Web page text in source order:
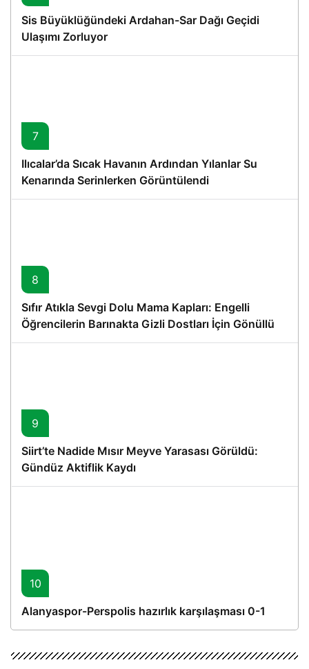
Sis Büyüklüğündeki Ardahan-Sar Dağı Geçidi
Ulaşımı Zorluyor
7
Ilıcalar’da Sıcak Havanın Ardından Yılanlar Su
Kenarında Serinlerken Görüntülendi
8
Sıfır Atıkla Sevgi Dolu Mama Kapları: Engelli
Öğrencilerin Barınakta Gizli Dostları İçin Gönüllü
Proje
9
Siirt’te Nadide Mısır Meyve Yarasası Görüldü:
Gündüz Aktiflik Kaydı
10
Alanyaspor-Perspolis hazırlık karşılaşması 0-1